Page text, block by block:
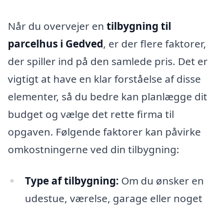
Når du overvejer en tilbygning til
parcelhus i Gedved, er der flere faktorer,
der spiller ind på den samlede pris. Det er
vigtigt at have en klar forståelse af disse
elementer, så du bedre kan planlægge dit
budget og vælge det rette firma til
opgaven. Følgende faktorer kan påvirke
omkostningerne ved din tilbygning:
Type af tilbygning: Om du ønsker en
udestue, værelse, garage eller noget